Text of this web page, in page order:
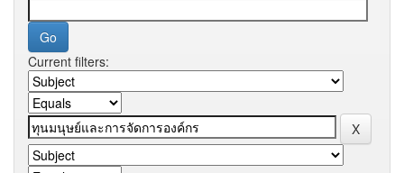
Current filters: